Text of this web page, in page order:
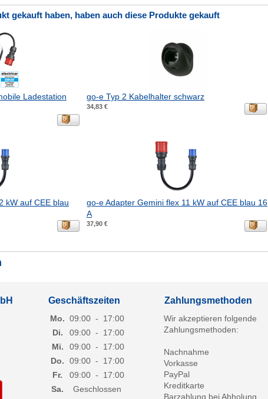
gekauft haben, haben auch diese Produkte gekauft
Ladestation
go-e Typ 2 Kabelhalter schwarz
34,83 €
kW auf CEE blau
go-e Adapter Gemini flex 11 kW auf CEE blau 16
A
37,90 €
Geschäftszeiten
Mo. 09:00 -
17:00
Di.
09:00 -
17:00
Mi.
09:00 -
17:00
Do.
09:00 -
17:00
Fr.
09:00 -
17:00
Sa.
Geschlossen
Zahlungsmethoden
Wir akzeptieren folgende
Zahlungsmethoden:
Nachnahme
Vorkasse
PayPal
Kreditkarte
Barzahlung bei Abholung